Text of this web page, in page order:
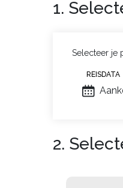
1.
Selecteer je
REISDATA
2.